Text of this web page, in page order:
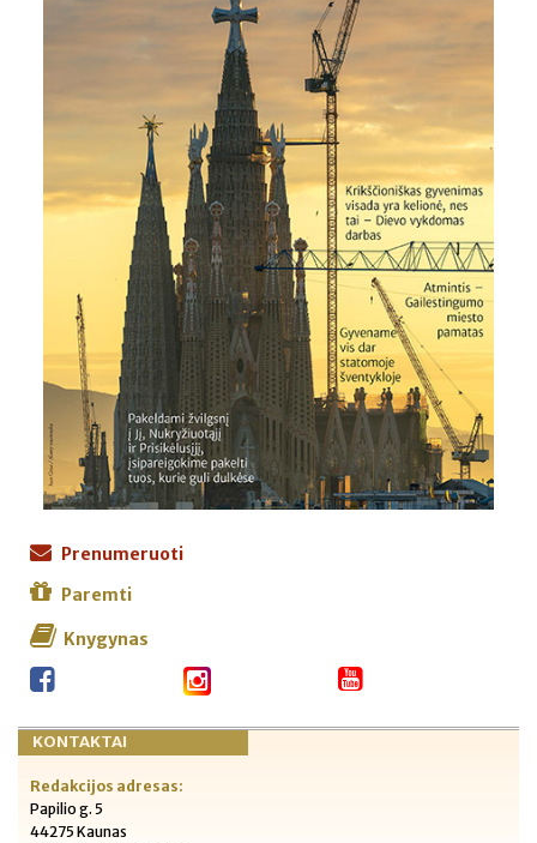
Prenumeruoti
Paremti
Knygynas
KONTAKTAI
Redakcijos adresas:
Papilio g. 5
44275 Kaunas